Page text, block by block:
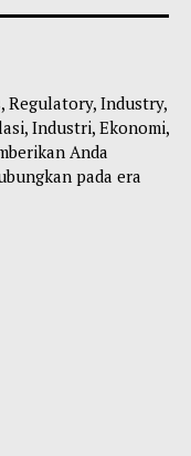
Regulatory, Industry,
Industri, Ekonomi,
Anda
pada era